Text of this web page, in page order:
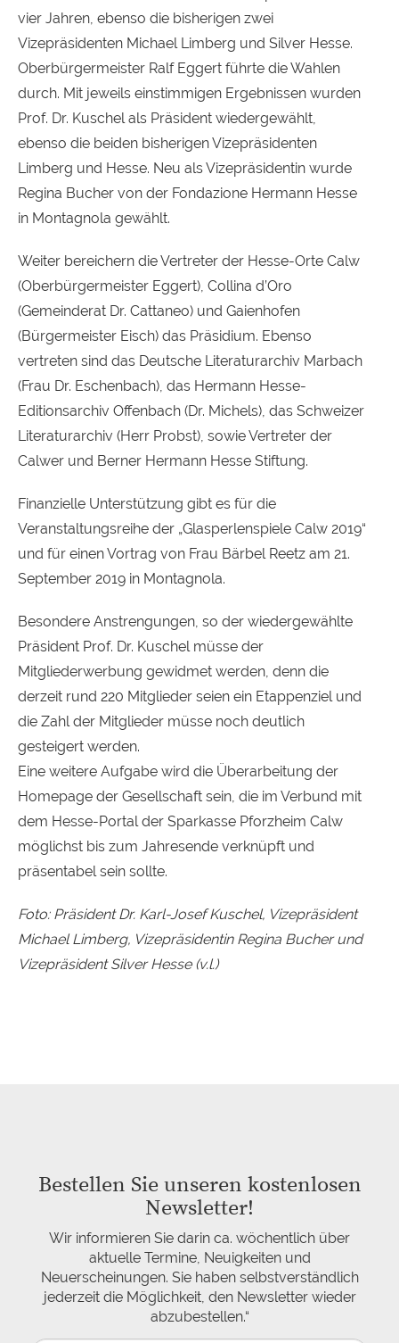
vier Jahren, ebenso die bisherigen zwei
Vizepräsidenten Michael Limberg und Silver Hesse.
Oberbürgermeister Ralf Eggert führte die Wahlen
durch. Mit jeweils einstimmigen Ergebnissen wurden
Prof. Dr. Kuschel als Präsident wiedergewählt,
ebenso die beiden bisherigen Vizepräsidenten
Limberg und Hesse. Neu als Vizepräsidentin wurde
Regina Bucher von der Fondazione Hermann Hesse
in Montagnola gewählt.
Weiter bereichern die Vertreter der Hesse-Orte Calw
(Oberbürgermeister Eggert), Collina d’Oro
(Gemeinderat Dr. Cattaneo) und Gaienhofen
(Bürgermeister Eisch) das Präsidium. Ebenso
vertreten sind das Deutsche Literaturarchiv Marbach
(Frau Dr. Eschenbach), das Hermann Hesse-
Editionsarchiv Offenbach (Dr. Michels), das Schweizer
Literaturarchiv (Herr Probst), sowie Vertreter der
Calwer und Berner Hermann Hesse Stiftung.
Finanzielle Unterstützung gibt es für die
Veranstaltungsreihe der „Glasperlenspiele Calw 2019“
und für einen Vortrag von Frau Bärbel Reetz am 21.
September 2019 in Montagnola.
Besondere Anstrengungen, so der wiedergewählte
Präsident Prof. Dr. Kuschel müsse der
Mitgliederwerbung gewidmet werden, denn die
derzeit rund 220 Mitglieder seien ein Etappenziel und
die Zahl der Mitglieder müsse noch deutlich
gesteigert werden.
Eine weitere Aufgabe wird die Überarbeitung der
Homepage der Gesellschaft sein, die im Verbund mit
dem Hesse-Portal der Sparkasse Pforzheim Calw
möglichst bis zum Jahresende verknüpft und
präsentabel sein sollte.
Foto: Präsident Dr. Karl-Josef Kuschel, Vizepräsident
Michael Limberg, Vizepräsidentin Regina Bucher und
Vizepräsident Silver Hesse (v.l.)
Bestellen Sie unseren kostenlosen
Newsletter!
Wir informieren Sie darin ca. wöchentlich über
aktuelle Termine, Neuigkeiten und
Neuerscheinungen. Sie haben selbstverständlich
jederzeit die Möglichkeit, den Newsletter wieder
abzubestellen.“